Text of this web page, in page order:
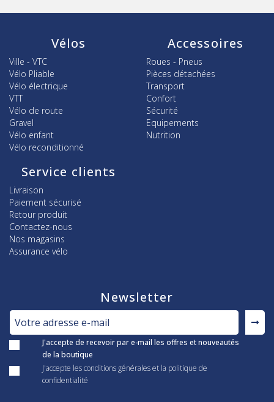
Vélos
Ville - VTC
Vélo Pliable
Vélo électrique
VTT
Vélo de route
Gravel
Vélo enfant
Vélo reconditionné
Accessoires
Roues - Pneus
Pièces détachées
Transport
Confort
Sécurité
Equipements
Nutrition
Service clients
Livraison
Paiement sécurisé
Retour produit
Contactez-nous
Nos magasins
Assurance vélo
Newsletter
J'accepte de recevoir par e-mail les offres et nouveautés
de la boutique
J'accepte les conditions générales et la politique de
confidentialité